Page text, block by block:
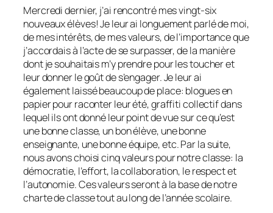
Mercredi dernier, j’ai rencontré mes vingt-six
nouveaux élèves! Je leur ai longuement parlé de moi,
de mes intérêts, de mes valeurs, de l’importance que
j’accordais à l’acte de se surpasser, de la manière
dont je souhaitais m’y prendre pour les toucher et
leur donner le goût de s’engager. Je leur ai
également laissé beaucoup de place: blogues en
papier pour raconter leur été, graffiti collectif dans
lequel ils ont donné leur point de vue sur ce qu’est
une bonne classe, un bon élève, une bonne
enseignante, une bonne équipe, etc. Par la suite,
nous avons choisi cinq valeurs pour notre classe: la
démocratie, l’effort, la collaboration, le respect et
l’autonomie. Ces valeurs seront à la base de notre
charte de classe tout au long de l’année scolaire.